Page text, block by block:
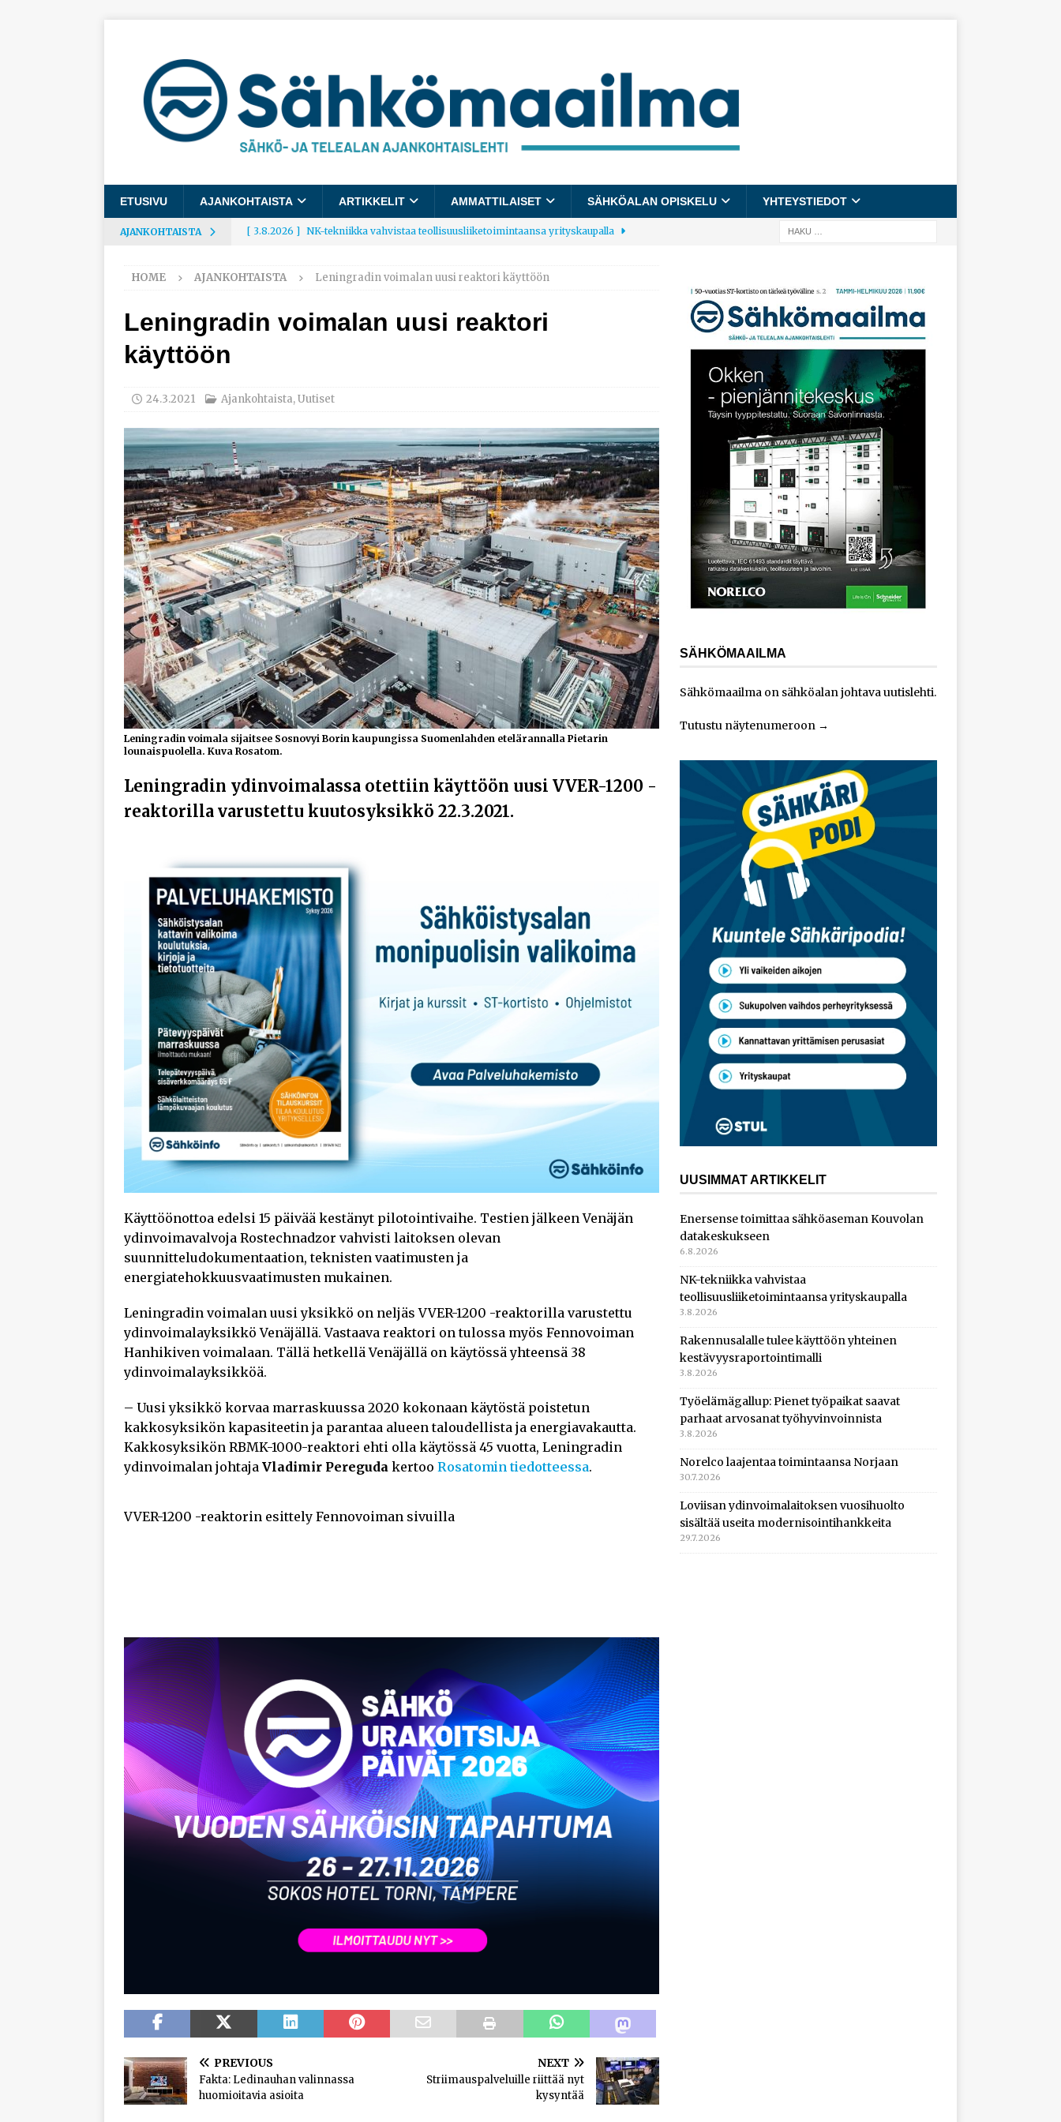
ETUSIVU AJANKOHTAISTA ARTIKKELIT AMMATTILAISET SÄHKÖALAN OPISKELU YHTEYSTIEDOT
AJANKOHTAISTA [ 3.8.2026 ] NK-tekniikka vahvistaa teollisuusliiketoimintaansa yrityskaupalla
[ 3.8.2026 ] Rakennusalalle tulee käyttöön yhteinen kestävyysraportointimalli
AJANKOHTAISTA
[ 30.7.2026 ] Norelco laajentaa toimintaansa Norjaan
modernisointihankkeita AJANKOHTAISTA
[ 6.8.2026 ] Enersense toimittaa sähköaseman Kouvolan datakeskukseen
AJANKOHTAISTA
HOME AJANKOHTAISTA Leningradin voimalan uusi reaktori käyttöön
Leningradin voimalan uusi reaktori
käyttöön
24.3.2021 Ajankohtaista,Uutiset
Leningradin voimala sijaitsee Sosnovyi Borin kaupungissa Suomenlahden etelärannalla Pietarin
lounaispuolella. Kuva Rosatom.
Leningradin ydinvoimalassa otettiin käyttöön uusi VVER-1200 -
reaktorilla varustettu kuutosyksikkö 22.3.2021.
Käyttöönottoa edelsi 15 päivää kestänyt pilotointivaihe. Testien jälkeen Venäjän
ydinvoimavalvoja Rostechnadzor vahvisti laitoksen olevan
suunnitteludokumentaation, teknisten vaatimusten ja
energiatehokkuusvaatimusten mukainen.
Leningradin voimalan uusi yksikkö on neljäs VVER-1200 -reaktorilla varustettu
ydinvoimalayksikkö Venäjällä. Vastaava reaktori on tulossa myös Fennovoiman
Hanhikiven voimalaan. Tällä hetkellä Venäjällä on käytössä yhteensä 38
ydinvoimalayksikköä.
– Uusi yksikkö korvaa marraskuussa 2020 kokonaan käytöstä poistetun
kakkosyksikön kapasiteetin ja parantaa alueen taloudellista ja energiavakautta.
Kakkosyksikön RBMK-1000-reaktori ehti olla käytössä 45 vuotta, Leningradin
ydinvoimalan johtaja Vladimir Pereguda kertoo Rosatomin tiedotteessa.
VVER-1200 -reaktorin esittely Fennovoiman sivuilla
PREVIOUS
Fakta: Ledinauhan valinnassa
huomioitavia asioita
NEXT
Striimauspalveluille riittää nyt
kysyntää
SÄHKÖMAAILMA
Sähkömaailma on sähköalan johtava uutislehti.
Tutustu näytenumeroon→
UUSIMMAT ARTIKKELIT
Enersense toimittaa sähköaseman Kouvolan
datakeskukseen
6.8.2026
NK-tekniikka vahvistaa
teollisuusliiketoimintaansa yrityskaupalla
3.8.2026
Rakennusalalle tulee käyttöön yhteinen
kestävyysraportointimalli
3.8.2026
Työelämägallup: Pienet työpaikat saavat
parhaat arvosanat työhyvinvoinnista
3.8.2026
Norelco laajentaa toimintaansa Norjaan
30.7.2026
Loviisan ydinvoimalaitoksen vuosihuolto
sisältää useita modernisointihankkeita
29.7.2026